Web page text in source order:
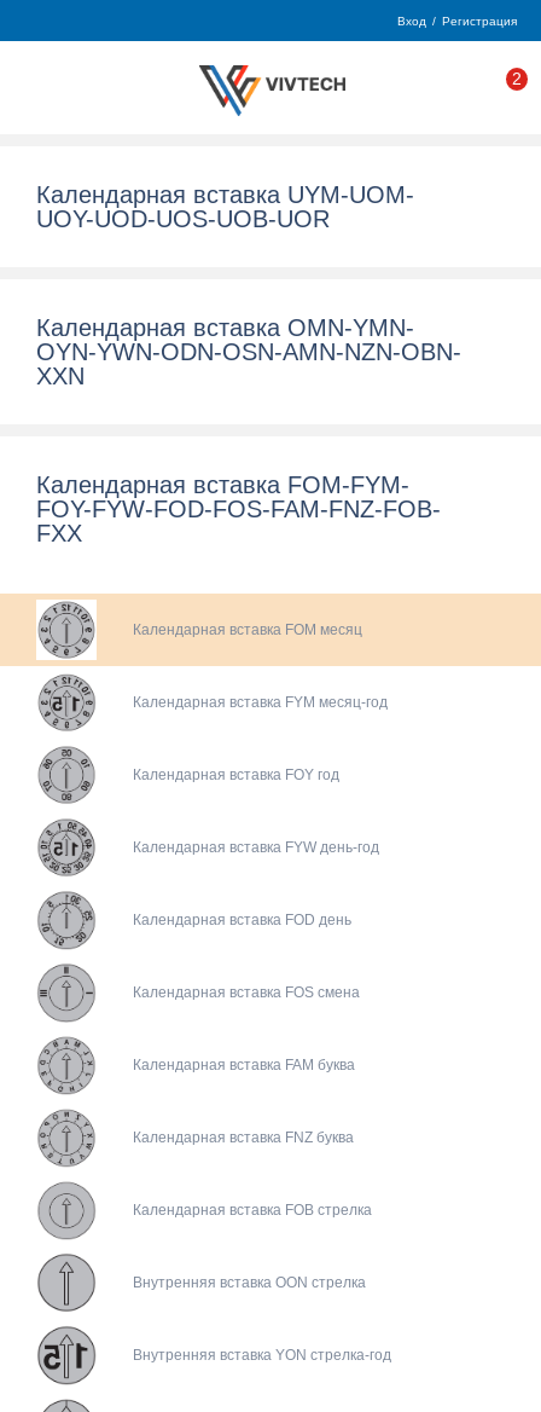
Вход / Регистрация
2
Календарная вставка UYM-UOM-
UOY-UOD-UOS-UOB-UOR
Календарная вставка OMN-YMN-
OYN-YWN-ODN-OSN-AMN-NZN-OBN-
XXN
Календарная вставка FOM-FYM-
FOY-FYW-FOD-FOS-FAM-FNZ-FOB-
FXX
Календарная вставка FOM месяц
Календарная вставка FYM месяц-год
Календарная вставка FOY год
Календарная вставка FYW день-год
Календарная вставка FOD день
Календарная вставка FOS смена
Календарная вставка FAM буква
Календарная вставка FNZ буква
Календарная вставка FOB стрелка
Внутренняя вставка OON стрелка
Внутренняя вставка YON стрелка-год